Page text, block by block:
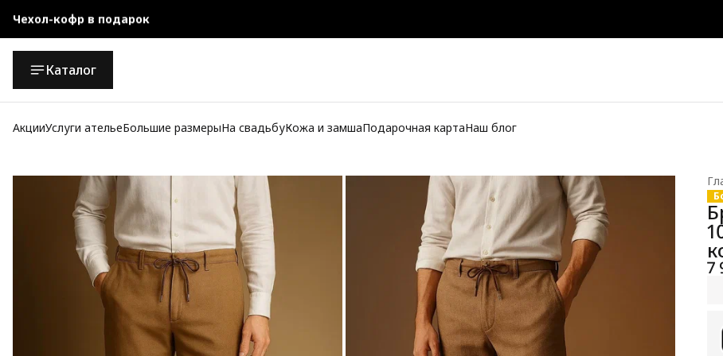
Чехол-кофр в подарок
Каталог
АкцииУслуги ательеБольшие размерыНа свадьбуКожа и замшаПодарочная картаНаш блог
7